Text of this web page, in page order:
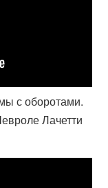
с оборотами.
Лачетти